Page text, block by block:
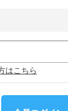
はこちら